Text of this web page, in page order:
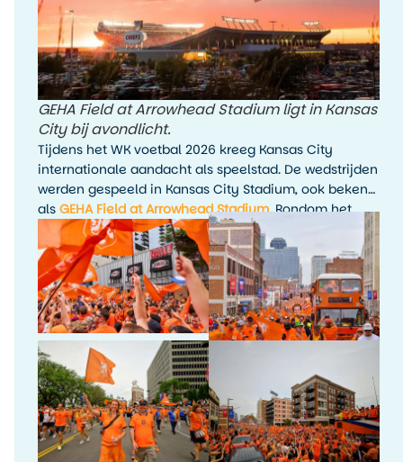
GEHA Field at Arrowhead Stadium ligt in Kansas
City bij avondlicht.
Tijdens het WK voetbal 2026 kreeg Kansas City
internationale aandacht als speelstad. De wedstrijden
werden gespeeld in Kansas City Stadium, ook bekend
als GEHA Field at Arrowhead Stadium. Rondom het
toernooi waren er fanactiviteiten, kijkfeesten en
evenementen in de stad.